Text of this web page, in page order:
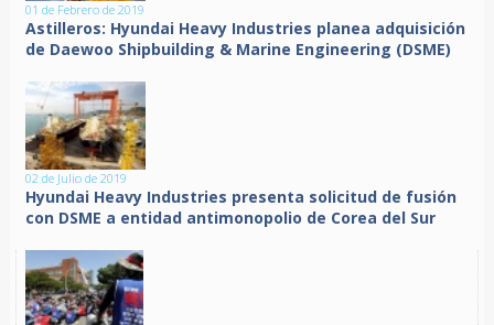
01 de Febrero de 2019
Astilleros: Hyundai Heavy Industries planea adquisición
de Daewoo Shipbuilding & Marine Engineering (DSME)
02 de Julio de 2019
Hyundai Heavy Industries presenta solicitud de fusión
con DSME a entidad antimonopolio de Corea del Sur